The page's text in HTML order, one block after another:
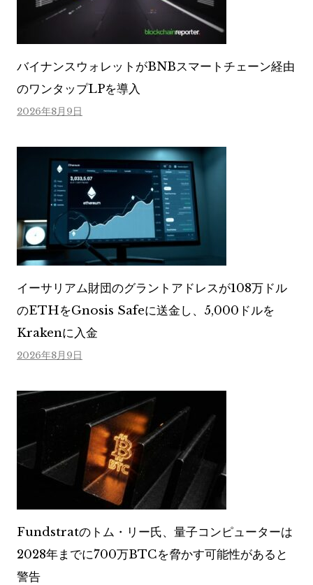
バイナンスウォレットがBNBスマートチェーン経由
のワンタップLPを導入
2026年8月9日
イーサリアム財団のグラントアドレスが108万ドル
のETHをGnosis Safeに送金し、5,000ドルを
Krakenに入金
2026年8月9日
Fundstratのトム・リー氏、量子コンピューターは
2028年までに700万BTCを脅かす可能性があると
警告